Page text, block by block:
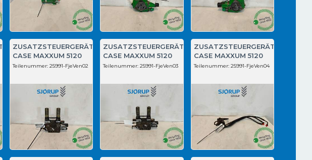
ZUSATZSTEUERGERÄT
CASE MAXXUM 5120
Teilenummer: 25991-FjeVen02
ZUSATZSTEUERGERÄT
CASE MAXXUM 5120
Teilenummer: 25991-FjeVen03
ZUSATZSTEUERGERÄT
CASE MAXXUM 5120
Teilenummer: 25991-FjeVen04